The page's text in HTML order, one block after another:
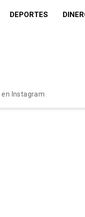
DEPORTES
en Instagram